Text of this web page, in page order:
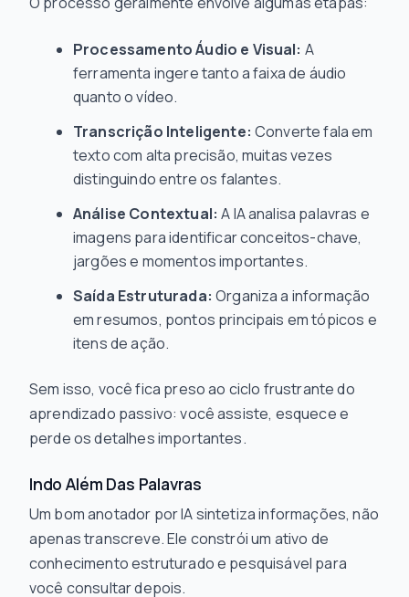
Processamento Áudio e Visual: A
ferramenta ingere tanto a faixa de áudio
quanto o vídeo.
Transcrição Inteligente: Converte fala em
texto com alta precisão, muitas vezes
distinguindo entre os falantes.
Análise Contextual: A IA analisa palavras e
imagens para identificar conceitos-chave,
jargões e momentos importantes.
Saída Estruturada: Organiza a informação
em resumos, pontos principais em tópicos e
itens de ação.
Sem isso, você fica preso ao ciclo frustrante do
aprendizado passivo: você assiste, esquece e
perde os detalhes importantes.
Indo Além Das Palavras
Um bom anotador por IA sintetiza informações, não
apenas transcreve. Ele constrói um ativo de
conhecimento estruturado e pesquisável para
você consultar depois.